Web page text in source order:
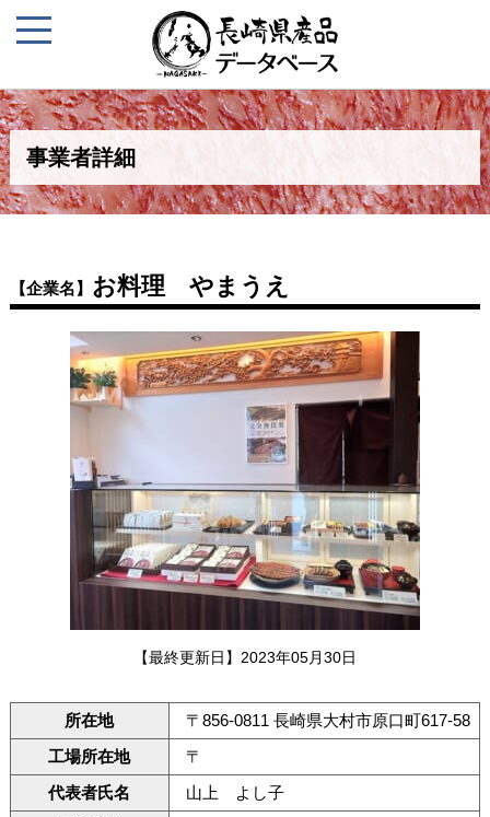
事業者詳細
【企業名】 お料理 やまうえ
【最終更新日】2023年05月30日
所在地
〒856-0811 長崎県大村市原口町617-58
工場所在地
〒
代表者氏名
山上 よし子